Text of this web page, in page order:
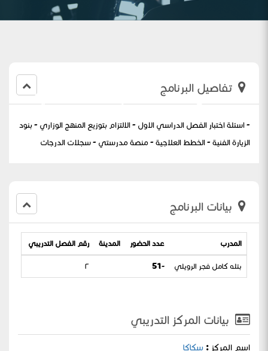
اللقاء الثاني لمعلمات الدراسات الاسلامية
تفاصيل البرنامج
- اسئلة اختبار الفصل الدراسي الاول - الالتزام بتوزيع المنهج الوزاري - بنود
الزيارة الفنية - الخطط العلاجية - منصة مدرستي - سجلات الدرجات
بيانات البرنامج
المدرب عدد الحضور المدينة رقم الفصل التدريبي
بتله كامل فجر الرويلي -51 ٢
بيانات المركز التدريبي
اسم المركز : سكاكا